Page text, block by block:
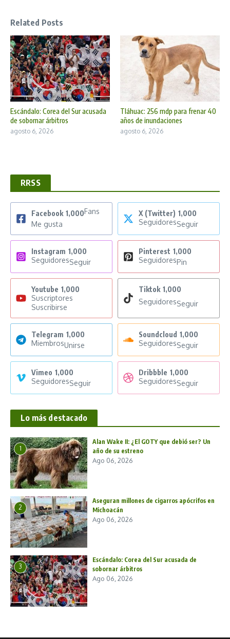
Related Posts
Escándalo: Corea del Sur acusada
de sobornar árbitros
agosto 6, 2026
Tláhuac: 256 mdp para frenar 40
años de inundaciones
agosto 6, 2026
RRSS
Facebook 1,000Fans
Me gusta
X (Twitter) 1,000
SeguidoresSeguir
Instagram 1,000
SeguidoresSeguir
Pinterest 1,000
SeguidoresPin
Youtube 1,000
Suscriptores
Suscribirse
Tiktok 1,000
SeguidoresSeguir
Telegram 1,000
MiembrosUnirse
Soundcloud 1,000
SeguidoresSeguir
Vimeo 1,000
SeguidoresSeguir
Dribbble 1,000
SeguidoresSeguir
Lo más destacado
1
Alan Wake II: ¿El GOTY que debió ser? Un
año de su estreno
Ago 06, 2026
2
Aseguran millones de cigarros apócrifos en
Michoacán
Ago 06, 2026
3
Escándalo: Corea del Sur acusada de
sobornar árbitros
Ago 06, 2026